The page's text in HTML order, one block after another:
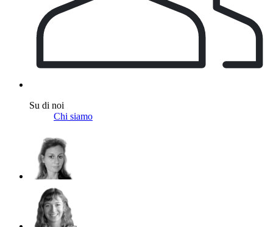
Su di noi
Chi siamo